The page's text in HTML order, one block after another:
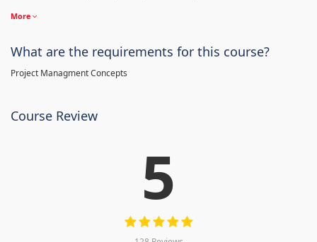
More
What are the requirements for this course?
Project Managment Concepts
Course Review
5